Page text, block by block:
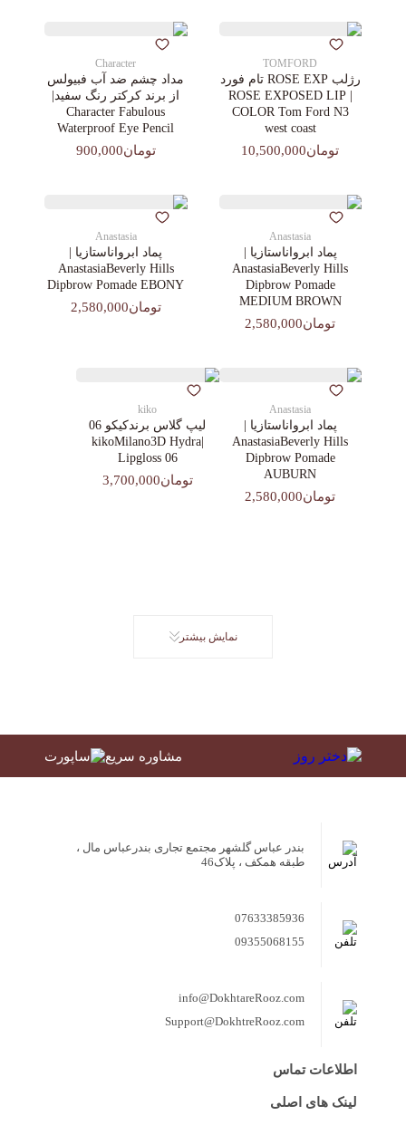
TOMFORD
رژلب ROSE EXP تام فورد
| ROSE EXPOSED LIP
COLOR Tom Ford N3
west coast
تومان10,500,000
Character
مداد چشم ضد آب فبیولس
از برند کرکتر رنگ سفید|
Character Fabulous
Waterproof Eye Pencil
تومان900,000
Anastasia
پماد ابرواناستازیا |
AnastasiaBeverly Hills
Dipbrow Pomade
MEDIUM BROWN
تومان2,580,000
Anastasia
پماد ابرواناستازیا |
AnastasiaBeverly Hills
Dipbrow Pomade EBONY
تومان2,580,000
Anastasia
پماد ابرواناستازیا |
AnastasiaBeverly Hills
Dipbrow Pomade
AUBURN
تومان2,580,000
kiko
لیپ گلاس‌ برندکیکو 06
|kikoMilano3D Hydra
Lipgloss 06
تومان3,700,000
نمایش بیشتر
مشاوره سریع
بندر عباس گلشهر مجتمع تجاری بندرعباس مال ،
طبقه همکف ، پلاک46
07633385936
09355068155
info@DokhtareRooz.com
Support@DokhtreRooz.com
اطلاعات تماس
لینک های اصلی